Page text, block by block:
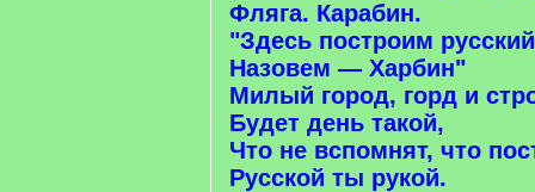
Фляга. Карабин.
"Здесь построим
Назовем — Харбин"
Милый город, горд и
Будет день такой,
Что не вспомнят, что
Русской ты рукой.